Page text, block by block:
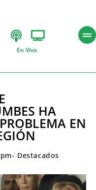
En Vivo
HA
EN
- Destacados